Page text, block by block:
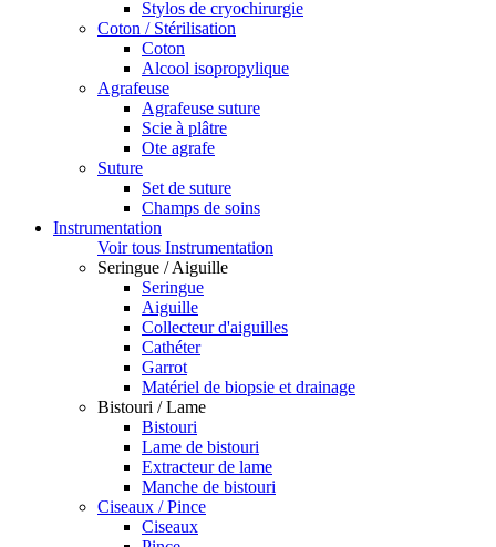
Stylos de cryochirurgie
Coton / Stérilisation
Coton
Alcool isopropylique
Agrafeuse
Agrafeuse suture
Scie à plâtre
Ote agrafe
Suture
Set de suture
Champs de soins
Instrumentation
Voir tous Instrumentation
Seringue / Aiguille
Seringue
Aiguille
Collecteur d'aiguilles
Cathéter
Garrot
Matériel de biopsie et drainage
Bistouri / Lame
Bistouri
Lame de bistouri
Extracteur de lame
Manche de bistouri
Ciseaux / Pince
Ciseaux